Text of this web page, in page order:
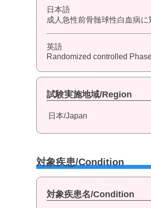
日本語
成人急性前骨髄球性白血病
英語
Randomized controlled
試験実施地域/Region
日本/Japan
対象疾患/Condition
対象疾患名/Condition